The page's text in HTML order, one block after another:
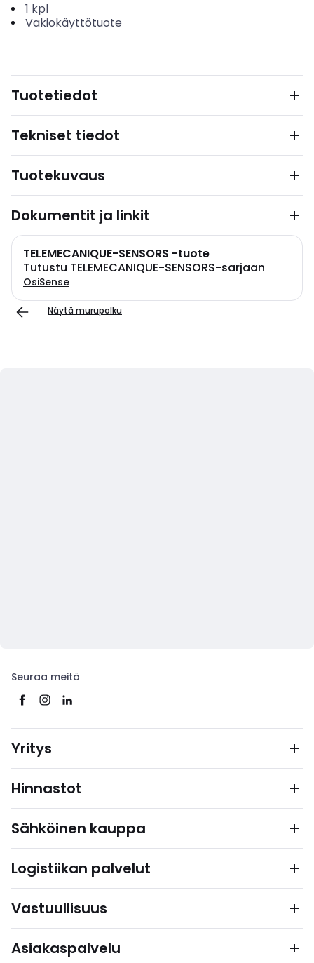
1 kpl
Vakiokäyttötuote
Tuotetiedot
Tekniset tiedot
Tuotekuvaus
Dokumentit ja linkit
TELEMECANIQUE-SENSORS -tuote
Tutustu TELEMECANIQUE-SENSORS-sarjaan
OsiSense
Näytä murupolku
Seuraa meitä
Yritys
Hinnastot
Sähköinen kauppa
Logistiikan palvelut
Vastuullisuus
Asiakaspalvelu